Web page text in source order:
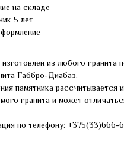
на складе
5 лет
из любого гранита
Габбро-Диабаз.
памятника рассчитывается
гранита и может
по телефону: +375(33)666-